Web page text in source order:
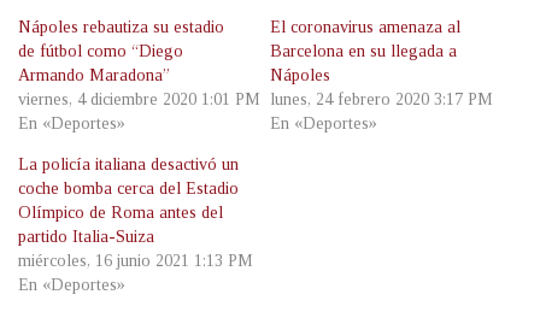
Nápoles rebautiza su estadio
de fútbol como “Diego
Armando Maradona”
viernes, 4 diciembre 2020 1:01 PM
En «Deportes»
El coronavirus amenaza al
Barcelona en su llegada a
Nápoles
lunes, 24 febrero 2020 3:17 PM
En «Deportes»
La policía italiana desactivó un
coche bomba cerca del Estadio
Olímpico de Roma antes del
partido Italia-Suiza
miércoles, 16 junio 2021 1:13 PM
En «Deportes»